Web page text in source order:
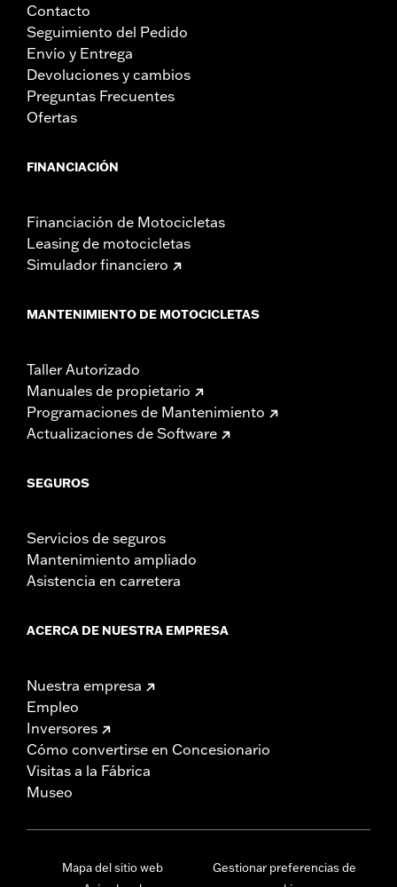
Contacto
Seguimiento del Pedido
Envío y Entrega
Devoluciones y cambios
Preguntas Frecuentes
Ofertas
FINANCIACIÓN
Financiación de Motocicletas
Leasing de motocicletas
Simulador financiero
MANTENIMIENTO DE MOTOCICLETAS
Taller Autorizado
Manuales de propietario
Programaciones de Mantenimiento
Actualizaciones de Software
SEGUROS
Servicios de seguros
Mantenimiento ampliado
Asistencia en carretera
ACERCA DE NUESTRA EMPRESA
Nuestra empresa
Empleo
Inversores
Cómo convertirse en Concesionario
Visitas a la Fábrica
Museo
Mapa del sitio web
Gestionar preferencias de